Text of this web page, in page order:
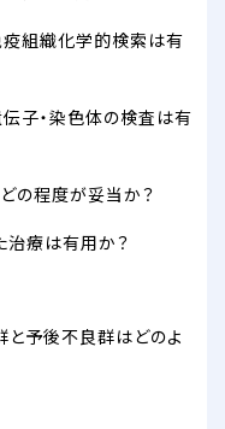
組織化学的検索は有
子・染色体の検査は有
の程度が妥当か？
治療は有用か？
と予後不良群はどのよ